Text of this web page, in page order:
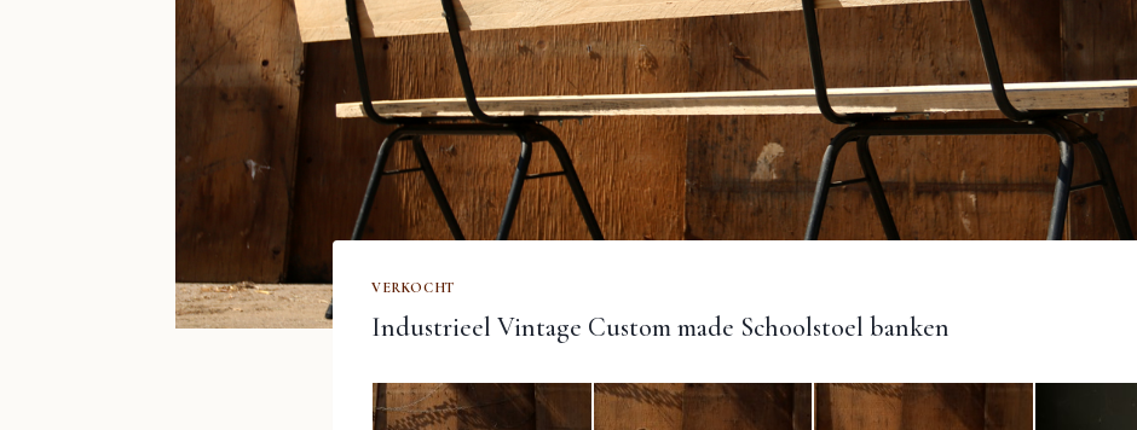
VERKOCHT
Industrieel Vintage Custom made Schoolstoel banken